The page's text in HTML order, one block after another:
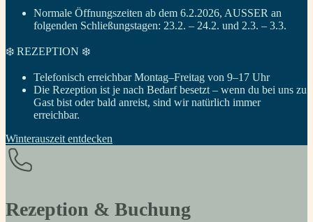
Normale Öffnungszeiten ab dem 6.2.2026, AUSSER an
folgenden Schließungstagen: 23.2. – 24.2. und 2.3. – 3.3.
❄️ REZEPTION ❄️
Telefonisch erreichbar Montag–Freitag von 9–17 Uhr
Die Rezeption ist je nach Bedarf besetzt – wenn du bei uns zu
Gast bist oder bald anreist, sind wir natürlich immer
erreichbar.
Winterauszeit entdecken
Rezeption & Buchung